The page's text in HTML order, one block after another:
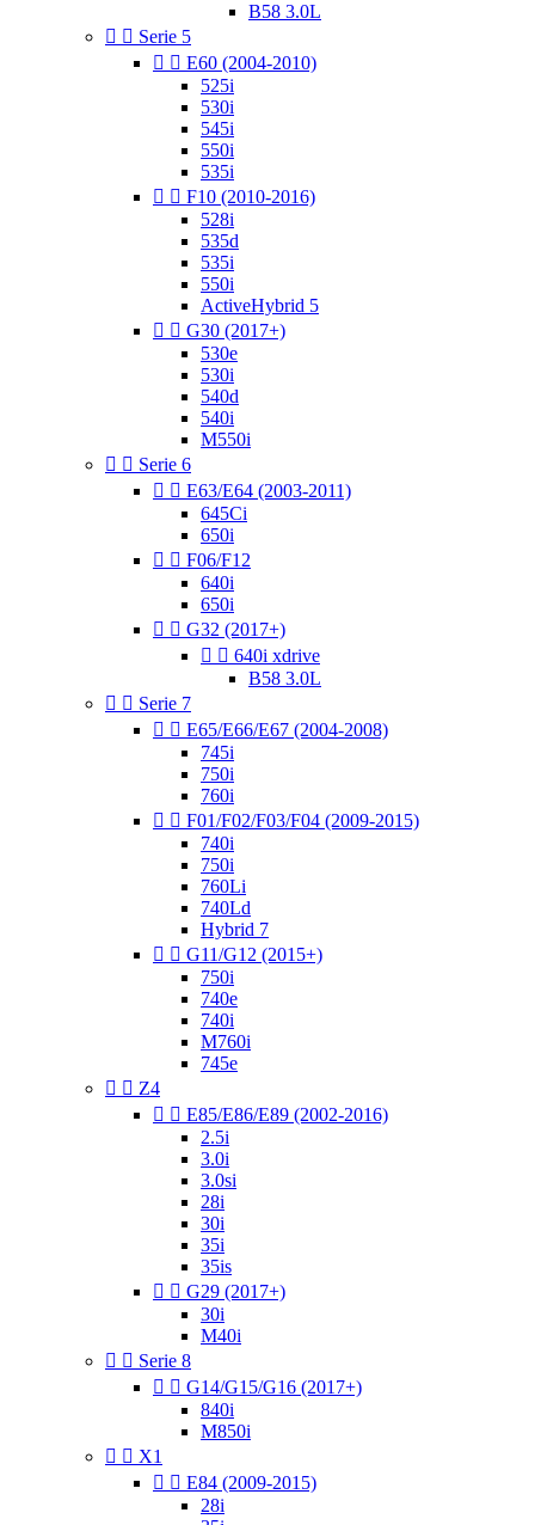
B58 3.0L
  Serie 5
  E60 (2004-2010)
525i
530i
545i
550i
535i
  F10 (2010-2016)
528i
535d
535i
550i
ActiveHybrid 5
  G30 (2017+)
530e
530i
540d
540i
M550i
  Serie 6
  E63/E64 (2003-2011)
645Ci
650i
  F06/F12
640i
650i
  G32 (2017+)
  640i xdrive
B58 3.0L
  Serie 7
  E65/E66/E67 (2004-2008)
745i
750i
760i
  F01/F02/F03/F04 (2009-2015)
740i
750i
760Li
740Ld
Hybrid 7
  G11/G12 (2015+)
750i
740e
740i
M760i
745e
  Z4
  E85/E86/E89 (2002-2016)
2.5i
3.0i
3.0si
28i
30i
35i
35is
  G29 (2017+)
30i
M40i
  Serie 8
  G14/G15/G16 (2017+)
840i
M850i
  X1
  E84 (2009-2015)
28i